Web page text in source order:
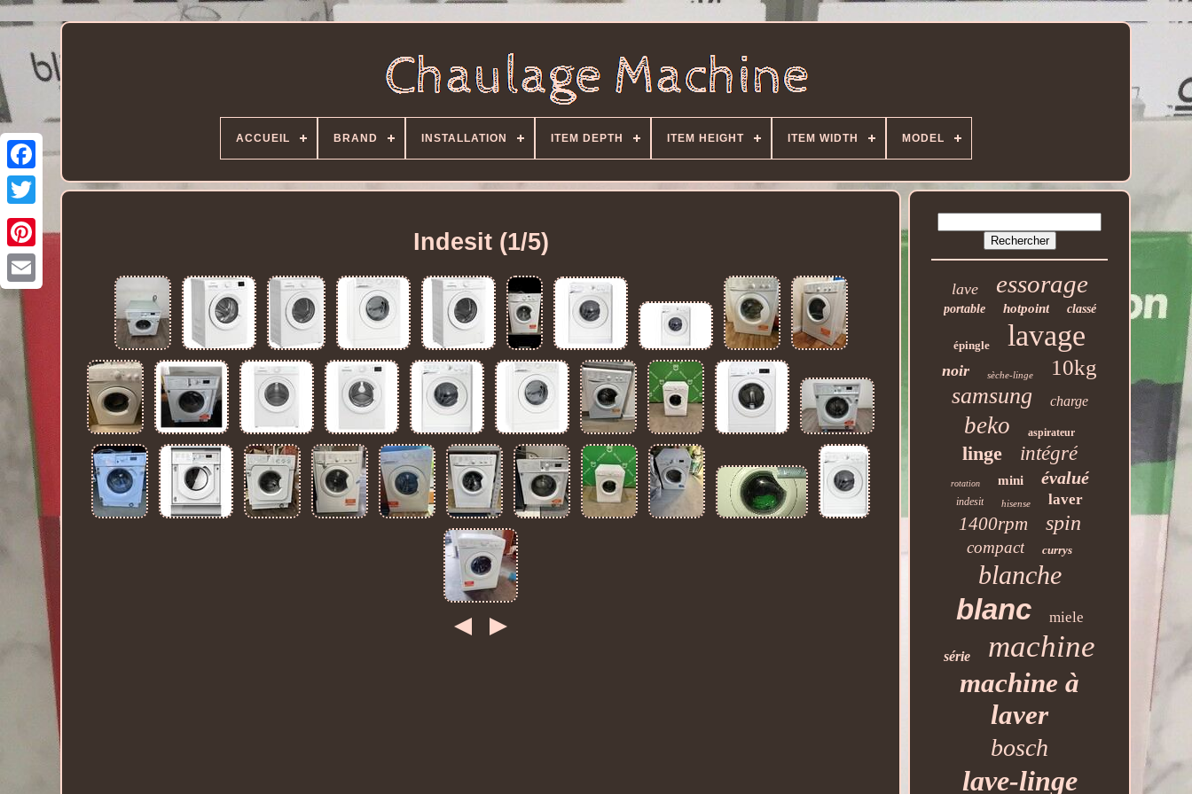
ACCUEIL BRAND INSTALLATION ITEM DEPTH ITEM HEIGHT ITEM WIDTH MODEL
Indesit (1/5)
lave essorage
portable hotpoint classé
épingle lavage
noir sèche-linge 10kg
samsung charge
beko aspirateur
linge intégré
rotation mini évalué
indesit hisense laver
1400rpm spin
compact currys
blanche
blanc miele
série machine
machine à
laver
bosch
lave-linge